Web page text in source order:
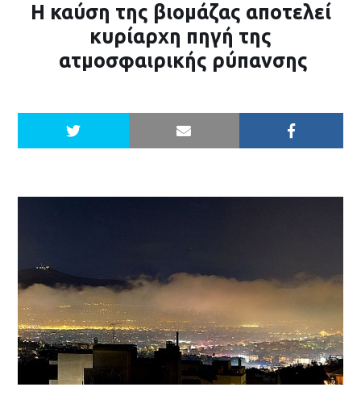
Η καύση της βιομάζας αποτελεί
κυρίαρχη πηγή της
ατμοσφαιρικής ρύπανσης